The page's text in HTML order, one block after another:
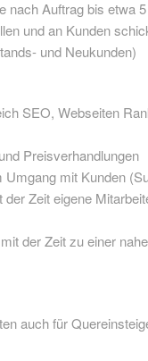
nach Auftrag bis etwa
und an Kunden
und Neukunden)
SEO, Webseiten
Preisverhandlungen
mit Kunden
Zeit eigene
der Zeit zu einer
auch für